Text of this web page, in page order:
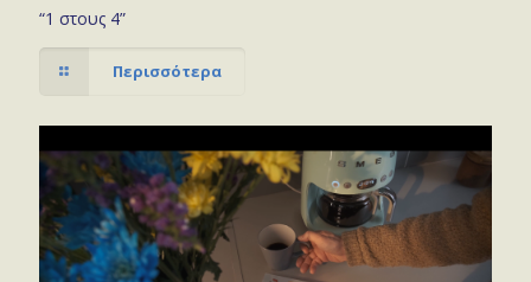
“1 στους 4”
Περισσότερα